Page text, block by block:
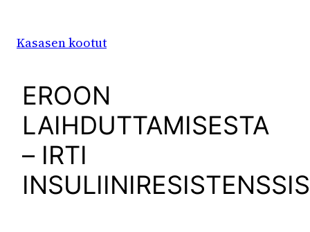
Kasasen kootut
EROON
LAIHDUTTAMISESTA
– IRTI